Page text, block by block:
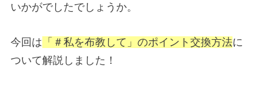
いかがでしたでしょうか。
今回は 「＃私を布教して」のポイント交換方法に
ついて解説しました！